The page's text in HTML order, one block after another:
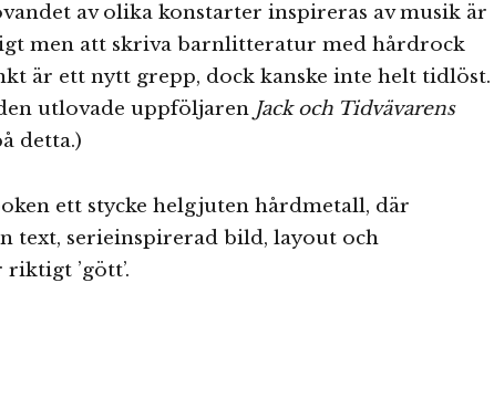
av olika konstarter inspireras av musik är
men att skriva barnlitteratur med hårdrock
är ett nytt grepp, dock kanske inte helt tidlöst.
utlovade uppföljarenJack och Tidvävarens
detta.)
ett stycke helgjuten hårdmetall, där
text, serieinspirerad bild, layout och
’gött’.